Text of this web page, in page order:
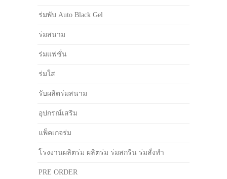
ร่มพับ Auto Black Gel
ร่มสนาม
ร่มแฟชั่น
ร่มใส
รับผลิตร่มสนาม
อุปกรณ์เสริม
แพ็คเกจร่ม
โรงงานผลิตร่ม ผลิตร่ม ร่มสกรีน ร่มสั่งทำ
PRE ORDER